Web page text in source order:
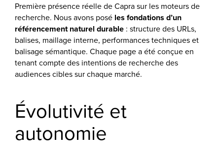
Première présence réelle de Capra sur les moteurs de
recherche. Nous avons posé les fondations d’un
référencement naturel durable : structure des URLs,
balises, maillage interne, performances techniques et
balisage sémantique. Chaque page a été conçue en
tenant compte des intentions de recherche des
audiences cibles sur chaque marché.
Évolutivité et
autonomie